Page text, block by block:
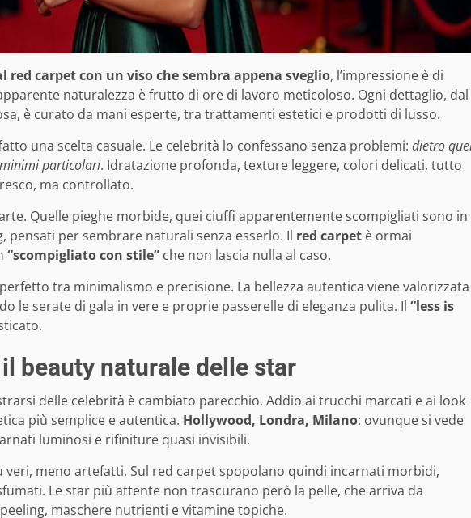
red carpet con un viso che sembra appena sveglio, l’impressione è di
naturalezza è frutto di ore di lavoro meticoloso. Ogni dettaglio, dal
è curato da mani esperte, tra trattamenti estetici e prodotti di lusso.
una scelta casuale. Le celebrità lo confessano senza problemi: dietro
particolari. Idratazione profonda, texture leggere, colori delicati, tutto
ma controllato.
Quelle pieghe morbide, quei ciuffi apparentemente scompigliati sono in
pensati per sembrare naturali senza esserlo. Il red carpet è ormai
“scompigliato con stile” che non lascia nulla al caso.
tra minimalismo e precisione. La bellezza autentica viene valorizzata
le serate di gala in vere e proprie passerelle di eleganza pulita. Il “less is
beauty naturale delle star
delle celebrità è cambiato parecchio. Addio ai trucchi marcati e ai look
più semplice e autentica. Hollywood, Londra, Milano: ovunque si vede
luminosi e rifiniture quasi invisibili.
veri, meno artefatti. Sul red carpet spopolano quindi incarnati morbidi,
Le star più attente non trascurano però la pelle, che arriva da
maschere nutrienti e vitamine topiche.